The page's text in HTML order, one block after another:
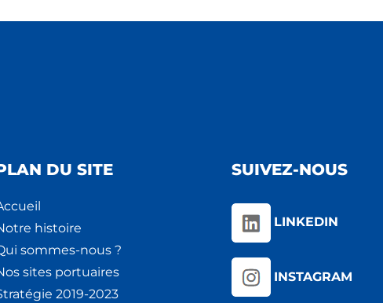
DU SITE
histoire
sommes-nous ?
sites portuaires
2019-2023
SUIVEZ-NOUS
LINKEDIN
INSTAGRAM